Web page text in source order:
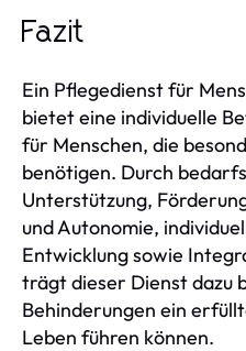
Fazit
Ein Pflegedienst für
bietet eine individuelle
für Menschen, die
benötigen. Durch
Unterstützung,
und Autonomie,
Entwicklung sowie
trägt dieser Dienst dazu
Behinderungen ein
Leben führen können.